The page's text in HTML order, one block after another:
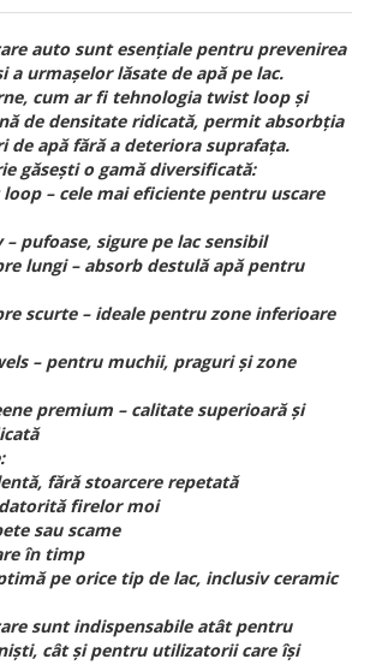
auto sunt esențiale pentru prevenirea
urmașelor lăsate de apă pe lac.
cum ar fi tehnologia twist loop și
de densitate ridicată, permit absorbția
de apă fără a deteriora suprafața.
găsești o gamă diversificată:
– cele mai eficiente pentru uscare
pufoase, sigure pe lac sensibil
lungi – absorb destulă apă pentru
scurte – ideale pentru zone inferioare
– pentru muchii, praguri și zone
premium – calitate superioară și
fără stoarcere repetată
firelor moi
sau scame
în timp
pe orice tip de lac, inclusiv ceramic
sunt indispensabile atât pentru
cât și pentru utilizatorii care își